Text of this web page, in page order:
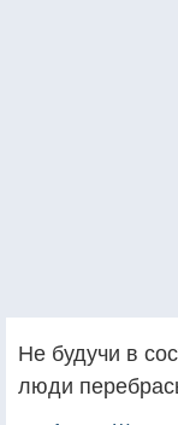
Не будучи в
люди